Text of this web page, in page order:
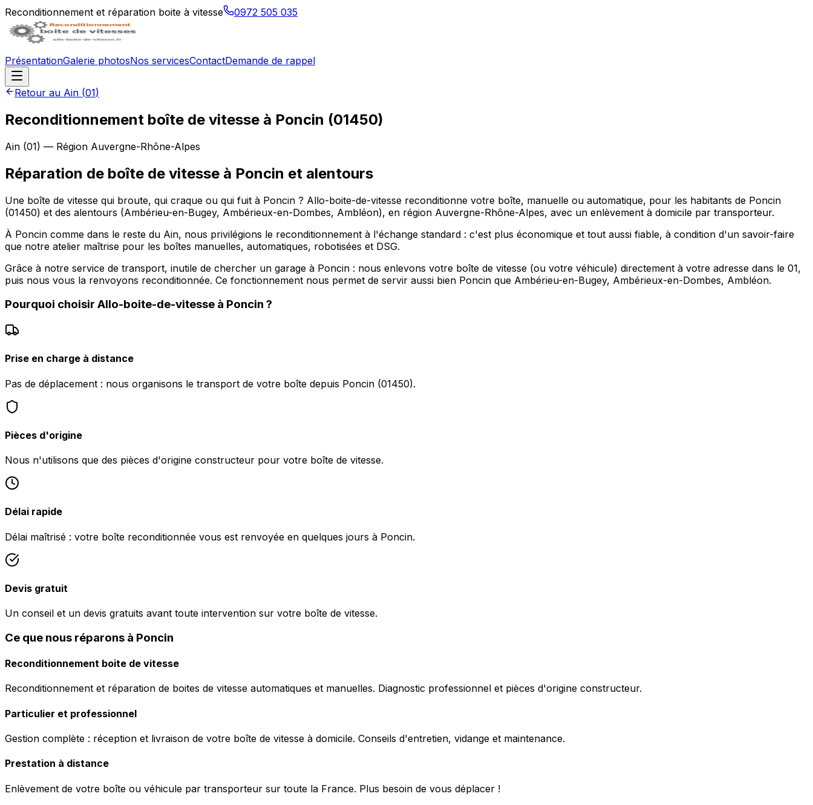
Reconditionnement et réparation boite à vitesse 0972 505 035
PrésentationGalerie photosNos servicesContactDemande de rappel
Retour au Ain (01)
Reconditionnement boîte de vitesse à Poncin (01450)
Ain (01) — Région Auvergne-Rhône-Alpes
Réparation de boîte de vitesse à Poncin et alentours
Une boîte de vitesse qui broute, qui craque ou qui fuit à Poncin ? Allo-boite-de-vitesse reconditionne votre boîte, manuelle ou automatique, pour les habitants de Poncin
(01450) et des alentours (Ambérieu-en-Bugey, Ambérieux-en-Dombes, Ambléon), en région Auvergne-Rhône-Alpes, avec un enlèvement à domicile par transporteur.
À Poncin comme dans le reste du Ain, nous privilégions le reconditionnement à l'échange standard : c'est plus économique et tout aussi fiable, à condition d'un savoir-faire
que notre atelier maîtrise pour les boîtes manuelles, automatiques, robotisées et DSG.
Grâce à notre service de transport, inutile de chercher un garage à Poncin : nous enlevons votre boîte de vitesse (ou votre véhicule) directement à votre adresse dans le 01,
puis nous vous la renvoyons reconditionnée. Ce fonctionnement nous permet de servir aussi bien Poncin que Ambérieu-en-Bugey, Ambérieux-en-Dombes, Ambléon.
Pourquoi choisir Allo-boite-de-vitesse à Poncin ?
Prise en charge à distance
Pas de déplacement : nous organisons le transport de votre boîte depuis Poncin (01450).
Pièces d'origine
Nous n'utilisons que des pièces d'origine constructeur pour votre boîte de vitesse.
Délai rapide
Délai maîtrisé : votre boîte reconditionnée vous est renvoyée en quelques jours à Poncin.
Devis gratuit
Un conseil et un devis gratuits avant toute intervention sur votre boîte de vitesse.
Ce que nous réparons à Poncin
Reconditionnement boite de vitesse
Reconditionnement et réparation de boites de vitesse automatiques et manuelles. Diagnostic professionnel et pièces d'origine constructeur.
Particulier et professionnel
Gestion complète : réception et livraison de votre boîte de vitesse à domicile. Conseils d'entretien, vidange et maintenance.
Prestation à distance
Enlèvement de votre boîte ou véhicule par transporteur sur toute la France. Plus besoin de vous déplacer !